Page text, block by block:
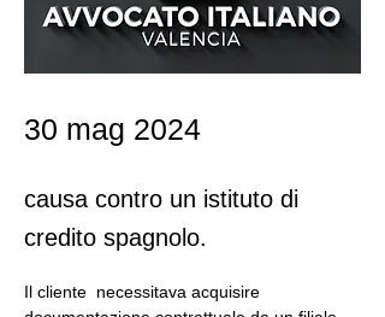
30 mag 2024
causa contro un istituto di
credito spagnolo.
Il cliente  necessitava acquisire